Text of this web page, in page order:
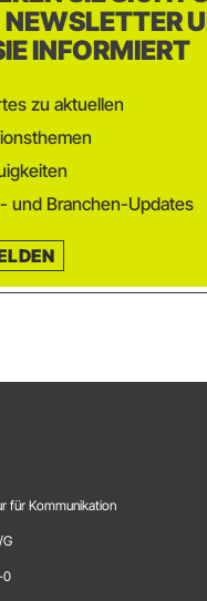
NEWSLETTER
INFORMIERT
zu aktuellen
und Branchen-Updates
für Kommunikation
0